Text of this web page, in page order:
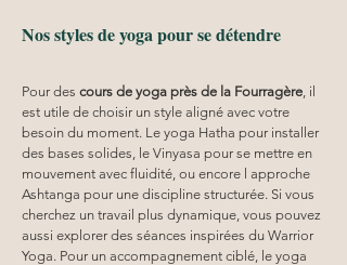
Nos styles de yoga pour se détendre
Pour des cours de yoga près de la Fourragère , il
est utile de choisir un style aligné avec votre
besoin du moment. Le yoga Hatha pour installer
des bases solides, le Vinyasa pour se mettre en
mouvement avec fluidité, ou encore l approche
Ashtanga pour une discipline structurée. Si vous
cherchez un travail plus dynamique, vous pouvez
aussi explorer des séances inspirées du Warrior
Yoga. Pour un accompagnement ciblé, le yoga